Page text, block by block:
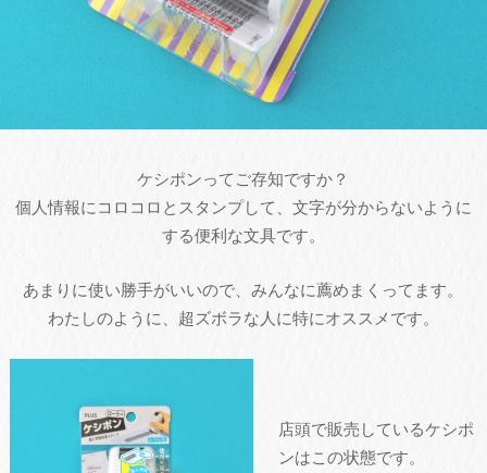
ケシポンってご存知ですか？
個人情報にコロコロとスタンプして、文字が分からないように
する便利な文具です。
あまりに使い勝手がいいので、みんなに薦めまくってます。
わたしのように、超ズボラな人に特にオススメです。
店頭で販売しているケシポ
ンはこの状態です。